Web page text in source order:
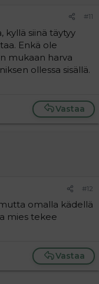
#11
kyllä siinä täytyy
Enkä ole
mukaan harva
ollessa sisällä.
Vastaa
#12
omalla kädellä
mies tekee
Vastaa